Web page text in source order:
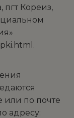
пгт Кореиз,
или по почте
адресу: